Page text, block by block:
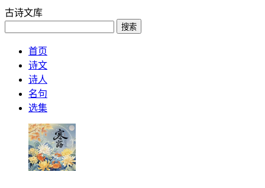
古诗文库
搜索
首页
诗文
诗人
名句
选集